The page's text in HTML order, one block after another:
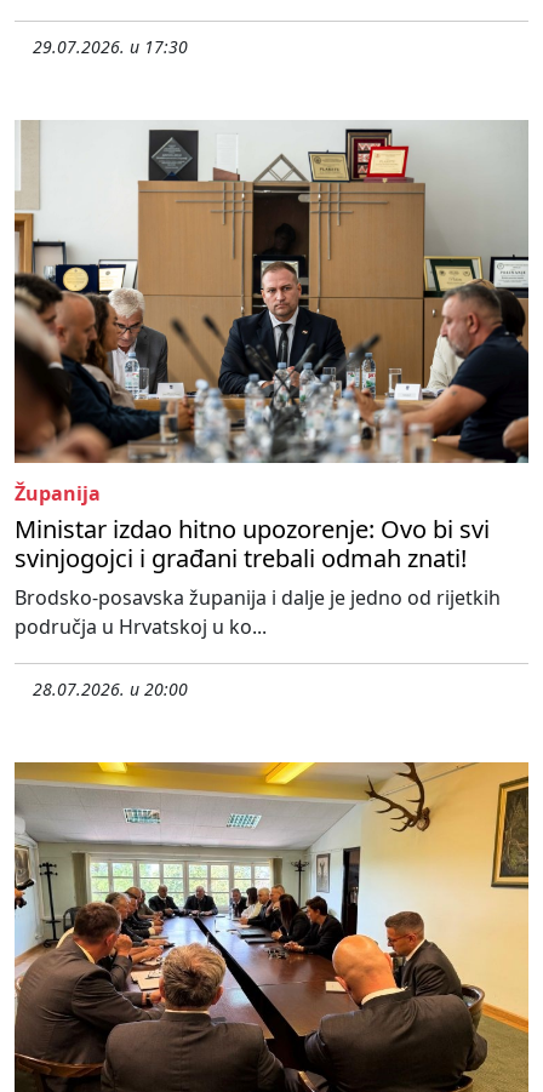
29.07.2026. u 17:30
Županija
Ministar izdao hitno upozorenje: Ovo bi svi
svinjogojci i građani trebali odmah znati!
Brodsko-posavska županija i dalje je jedno od rijetkih
područja u Hrvatskoj u ko...
28.07.2026. u 20:00